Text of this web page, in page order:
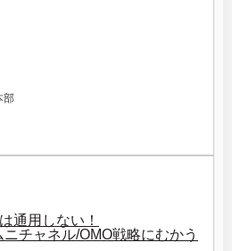
部
通用しない！
チャネル/OMO戦略にむかう